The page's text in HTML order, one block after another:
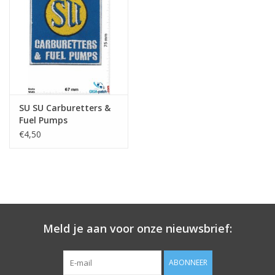
Sleutelhanger
Sticker
SU SU Carburetters &
Fuel Pumps
€4,50
Meld je aan voor onze nieuwsbrief:
ABONNEER